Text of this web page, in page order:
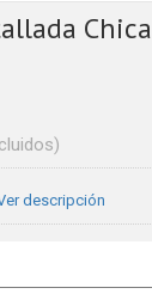
descripción